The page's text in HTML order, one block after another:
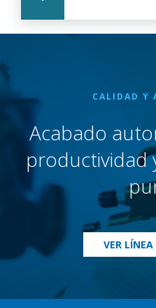
CALIDAD Y
Acabado
productividad
VER